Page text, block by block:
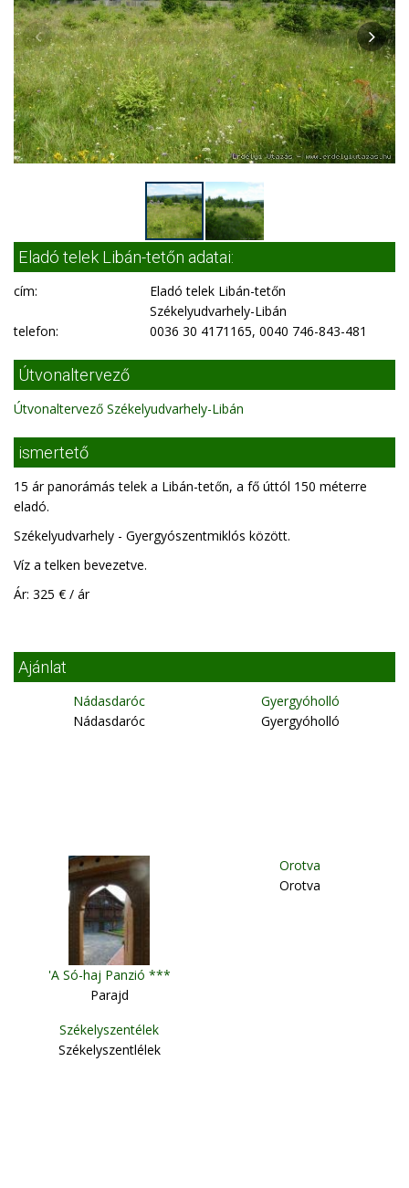
Eladó telek Libán-tetőn adatai:
cím:
Eladó telek Libán-tetőn
Székelyudvarhely-Libán
telefon:
0036 30 4171165, 0040 746-843-481
Útvonaltervező
Útvonaltervező Székelyudvarhely-Libán
ismertető
15 ár panorámás telek a Libán-tetőn, a fő úttól 150 méterre
eladó.
Székelyudvarhely - Gyergyószentmiklós között.
Víz a telken bevezetve.
Ár: 325 € / ár
Ajánlat
Nádasdaróc
Nádasdaróc
Gyergyóholló
Gyergyóholló
'A Só-haj Panzió ***
Parajd
Orotva
Orotva
Székelyszentélek
Székelyszentlélek